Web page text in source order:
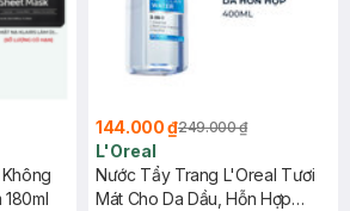
144.000 ₫249.000 ₫
L'Oreal
Nước Tẩy Trang L'Oreal Tươi
Mát Cho Da Dầu, Hỗn Hợp